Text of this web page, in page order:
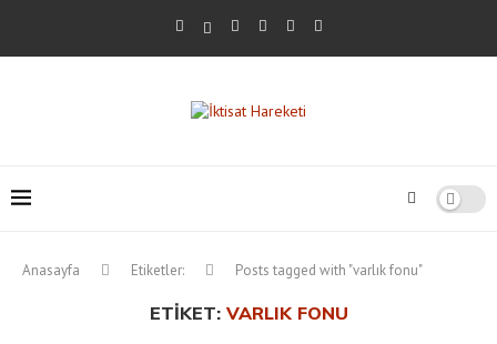
Anasayfa Etiketler: Posts tagged with "varlık fonu"
ETIKET: VARLIK FONU